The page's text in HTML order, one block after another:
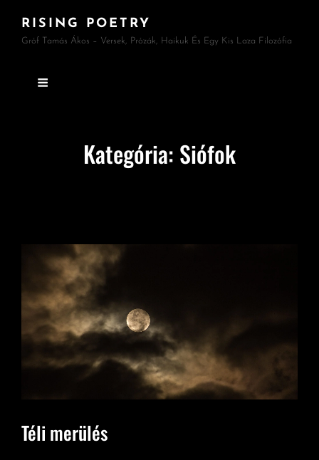
RISING POETRY
Gróf Tamás Ákos – Versek, Prózák, Haikuk És Egy Kis Laza Filozófia
Kategória: Siófok
Téli merülés